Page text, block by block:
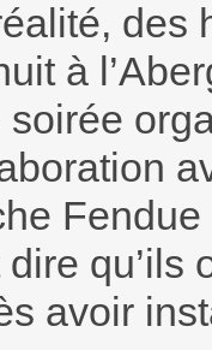
des
à
soirée
dire qu’ils
avoir